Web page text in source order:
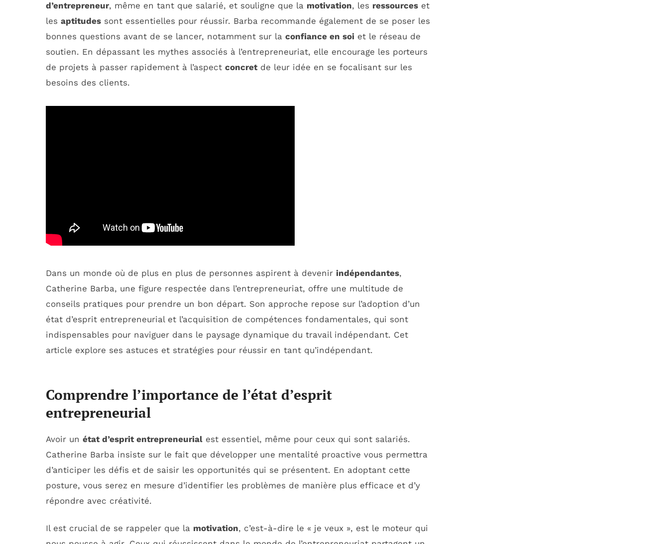
d’entrepreneur, même en tant que salarié, et souligne que la motivation, les ressources et
les aptitudes sont essentielles pour réussir. Barba recommande également de se poser les
bonnes questions avant de se lancer, notamment sur la confiance en soi et le réseau de
soutien. En dépassant les mythes associés à l’entrepreneuriat, elle encourage les porteurs
de projets à passer rapidement à l’aspect concretde leur idée en se focalisant sur les
besoins des clients.
Dans un monde où de plus en plus de personnes aspirent à devenir indépendantes,
Catherine Barba, une figure respectée dans l’entrepreneuriat, offre une multitude de
conseils pratiques pour prendre un bon départ. Son approche repose sur l’adoption d’un
état d’esprit entrepreneurial et l’acquisition de compétences fondamentales, qui sont
indispensables pour naviguer dans le paysage dynamique du travail indépendant. Cet
article explore ses astuces et stratégies pour réussir en tant qu’indépendant.
Comprendre l’importance de l’état d’esprit
entrepreneurial
Avoir un état d’esprit entrepreneurial est essentiel, même pour ceux qui sont salariés.
Catherine Barba insiste sur le fait que développer une mentalité proactive vous permettra
d’anticiper les défis et de saisir les opportunités qui se présentent. En adoptant cette
posture, vous serez en mesure d’identifier les problèmes de manière plus efficace et d’y
répondre avec créativité.
Il est crucial de se rappeler que la motivation, c’est-à-dire le « je veux », est le moteur qui